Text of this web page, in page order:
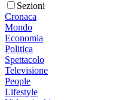
Sezioni
Cronaca
Mondo
Economia
Politica
Spettacolo
Televisione
People
Lifestyle